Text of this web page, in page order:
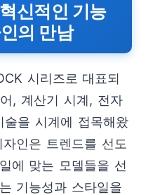
신적인 기능
의 만남
시리즈로 대표되
, 계산기 시계, 전자
을 시계에 접목해왔
인은 트렌드를 선도
에 맞는 모델들을 선
기능성과 스타일을